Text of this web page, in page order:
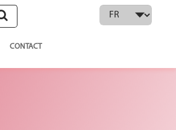
CONTACT